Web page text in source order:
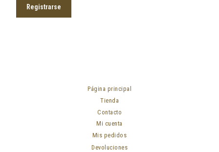
Registrarse
Página principal
Tienda
Contacto
Mi cuenta
Mis pedidos
Devoluciones